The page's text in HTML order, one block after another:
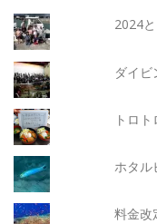
2024
ダイビ
トロ
ホタル
料金改